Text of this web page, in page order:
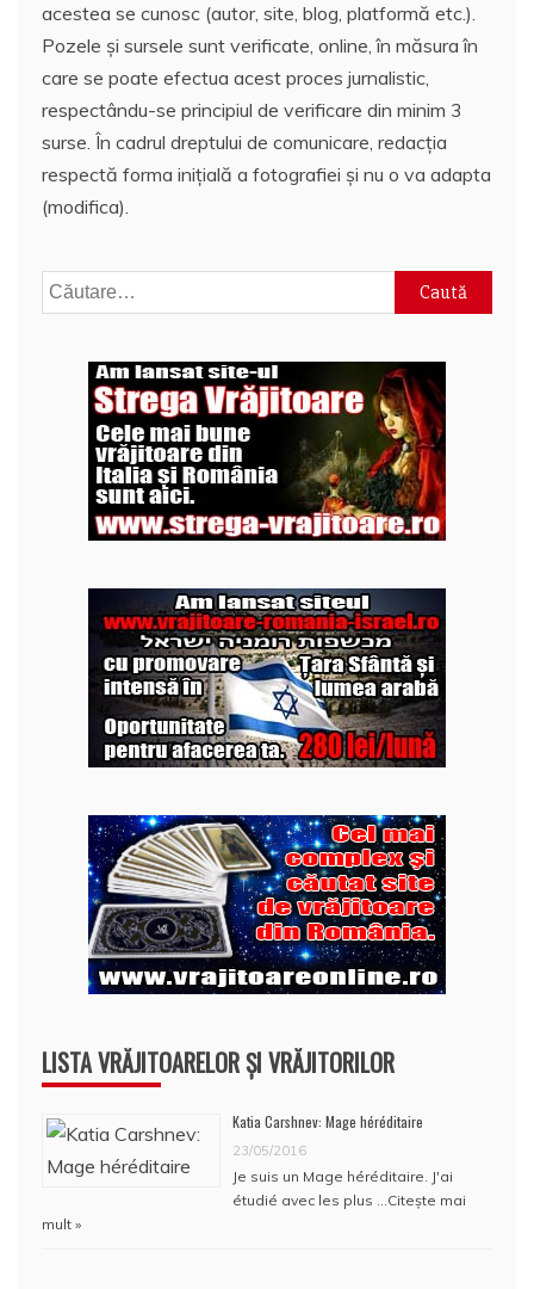
acestea se cunosc (autor, site, blog, platformă etc.).
Pozele și sursele sunt verificate, online, în măsura în
care se poate efectua acest proces jurnalistic,
respectându-se principiul de verificare din minim 3
surse. În cadrul dreptului de comunicare, redacția
respectă forma inițială a fotografiei și nu o va adapta
(modifica).
Caută
după:
LISTA VRĂJITOARELOR ȘI VRĂJITORILOR
Katia Carshnev: Mage héréditaire
23/05/2016
Je suis un Mage héréditaire. J'ai
étudié avec les plus …Citește mai
mult »